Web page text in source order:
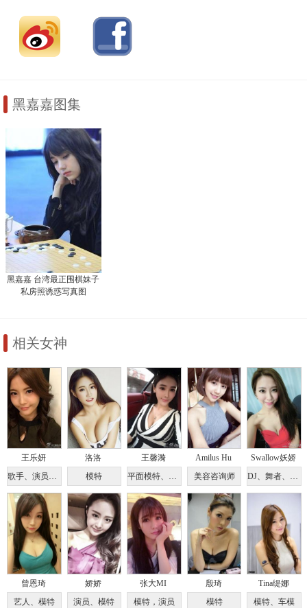
黑嘉嘉图集
黑嘉嘉 台湾最正围棋妹子
私房照诱惑写真图
相关女神
王乐妍
歌手、演员、主持人、作家
洛洛
模特
王馨漪
平面模特、车模
Amilus Hu
美容咨询师
Swallow妖娇
DJ、舞者、啦啦队员
曾恩琦
艺人、模特
娇娇
演员、模特
张大MI
模特，演员
殷琦
模特
Tina缇娜
模特、车模